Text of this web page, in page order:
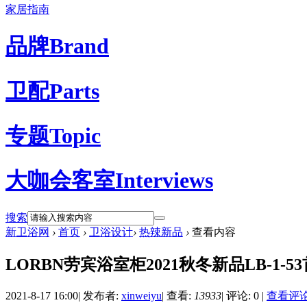
家居指南
品牌Brand
卫配Parts
专题Topic
大咖会客室Interviews
搜索
新卫浴网 › 首页 › 卫浴设计› 热辣新品 › 查看内容
LORBN劳宾浴室柜2021秋冬新品LB-1-53
2021-8-17 16:00| 发布者: xinweiyu| 查看: 13933| 评论: 0 | 查看评